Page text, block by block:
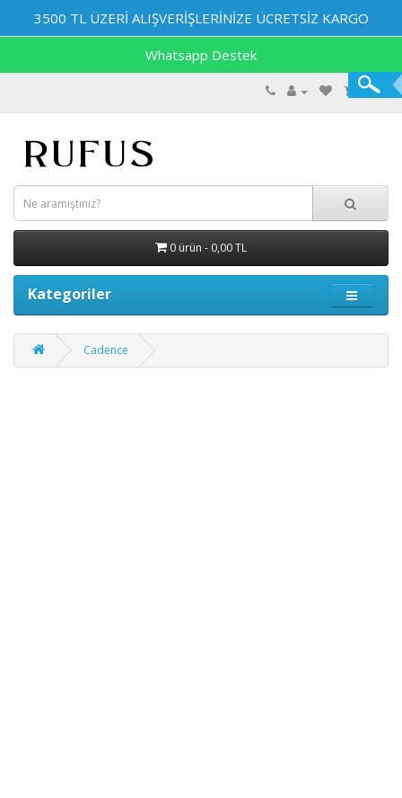
3500 TL ÜZERİ ALIŞVERİŞLERİNİZE ÜCRETSİZ KARGO
Whatsapp Destek
0 ürün - 0,00 TL
Kategoriler
Cadence